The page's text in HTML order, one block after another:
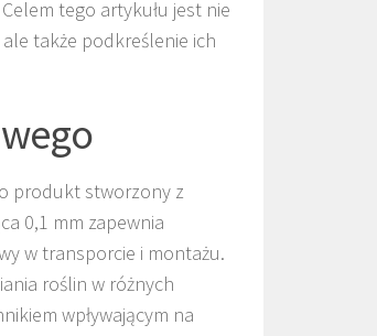
tego artykułu jest nie
także podkreślenie ich
produkt stworzony z
0,1 mm zapewnia
w transporcie i montażu.
roślin w różnych
wpływającym na